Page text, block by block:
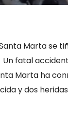
Marta se
fatal
Marta ha
y dos